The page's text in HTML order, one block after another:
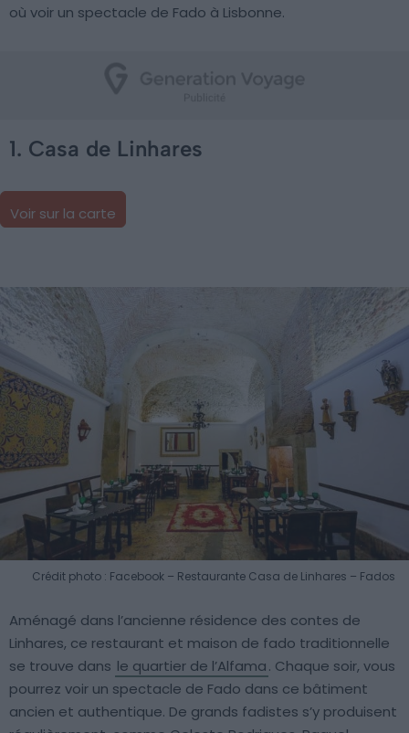
où voir un spectacle de Fado à Lisbonne.
1. Casa de Linhares
Voir sur la carte
Crédit photo : Facebook – Restaurante Casa de Linhares – Fados
Aménagé dans l’ancienne résidence des contes de
Linhares, ce restaurant et maison de fado traditionnelle
se trouve dans le quartier de l’Alfama. Chaque soir, vous
pourrez voir un spectacle de Fado dans ce bâtiment
ancien et authentique. De grands fadistes s’y produisent